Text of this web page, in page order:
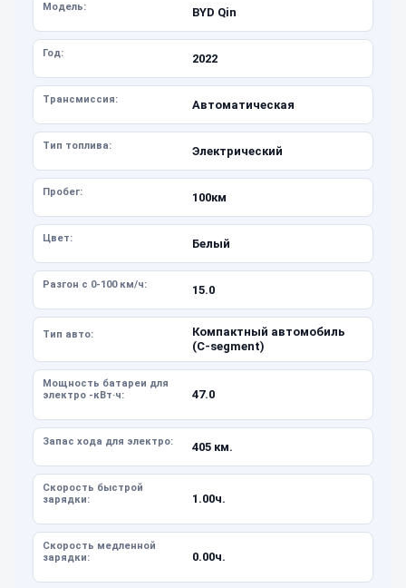
Модель: BYD Qin
Год: 2022
Трансмиссия: Автоматическая
Тип топлива: Электрический
Пробег: 100км
Цвет: Белый
Разгон с 0-100 км/ч: 15.0
Тип авто:
Компактный автомобиль
(C-segment)
Мощность батареи для
электро -кВт·ч:
47.0
Запас хода для электро: 405 км.
Скорость быстрой
зарядки:
1.00ч.
Скорость медленной
зарядки:
0.00ч.